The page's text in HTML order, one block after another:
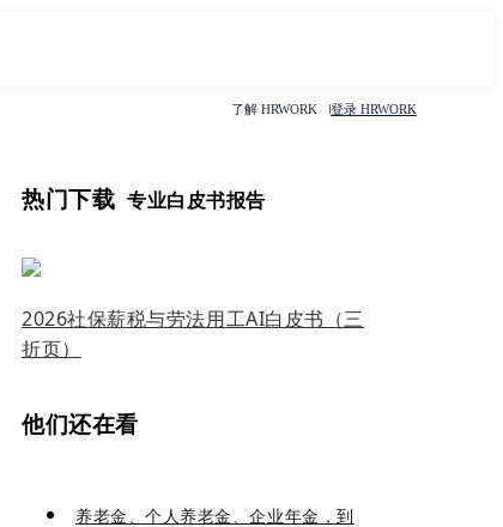
了解 HRWORK 登录 HRWORK
热门下载 专业白皮书报告
2026社保薪税与劳法用工AI白皮书（三
折页）
他们还在看
养老金、个人养老金、企业年金，到